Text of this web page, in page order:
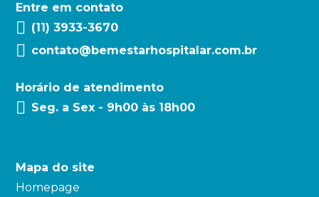
Entre em contato
(11) 3933-3670
contato@bemestarhospitalar.com.br
Horário de atendimento
Seg. a Sex - 9h00 às 18h00
Mapa do site
Homepage